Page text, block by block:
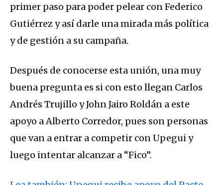
primer paso para poder pelear con Federico
Gutiérrez y así darle una mirada más política
y de gestión a su campaña.
Después de conocerse esta unión, una muy
buena pregunta es si con esto llegan Carlos
Andrés Trujillo y John Jairo Roldán a este
apoyo a Alberto Corredor, pues son personas
que van a entrar a competir con Upegui y
luego intentar alcanzar a “Fico”.